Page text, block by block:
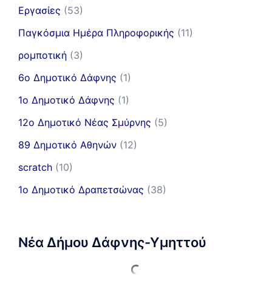
Εργασίες (53)
Παγκόσμια Ημέρα Πληροφορικής (11)
ρομποτική (3)
6ο Δημοτικό Δάφνης (1)
1ο Δημοτικό Δάφνης (1)
12ο Δημοτικό Νέας Σμύρνης (5)
89 Δημοτικό Αθηνών (12)
scratch (10)
1ο Δημοτικό Δραπετσώνας (38)
Νέα Δήμου Δάφνης-Υμηττού